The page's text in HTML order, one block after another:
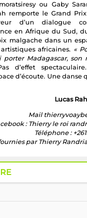
ou Gaby
remporte le Grand
d’un dialogue
en Afrique du Sud,
malgache dans un
africaines. «
porter Madagascar, son
d’effet
d’écoute. Une danse
Lucas
Mail
: Thierry le roi
Téléphone :
par Thierry